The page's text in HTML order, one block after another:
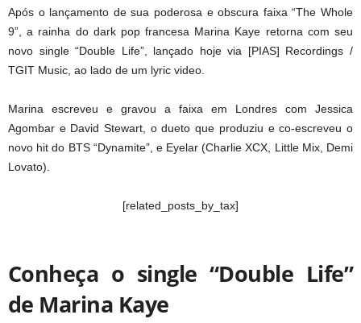
Após o lançamento de sua poderosa e obscura faixa “The Whole
9”, a rainha do dark pop francesa Marina Kaye retorna com seu
novo single “Double Life”, lançado hoje via [PIAS] Recordings /
TGIT Music, ao lado de um lyric video.
Marina escreveu e gravou a faixa em Londres com Jessica
Agombar e David Stewart, o dueto que produziu e co-escreveu o
novo hit do BTS “Dynamite”, e Eyelar (Charlie XCX, Little Mix, Demi
Lovato).
[related_posts_by_tax]
Conheça o single “Double Life”
de Marina Kaye